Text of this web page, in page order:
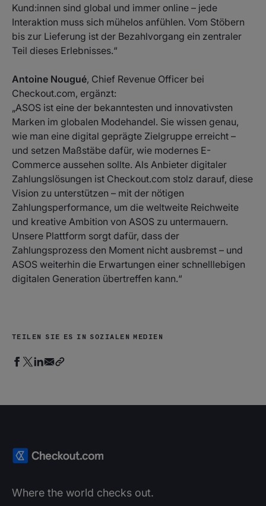
Kund:innen sind global und immer online – jede
Interaktion muss sich mühelos anfühlen. Vom Stöbern
bis zur Lieferung ist der Bezahlvorgang ein zentraler
Teil dieses Erlebnisses.“
Antoine Nougué, Chief Revenue Officer bei
Checkout.com, ergänzt:
„ASOS ist eine der bekanntesten und innovativsten
Marken im globalen Modehandel. Sie wissen genau,
wie man eine digital geprägte Zielgruppe erreicht –
und setzen Maßstäbe dafür, wie modernes E-
Commerce aussehen sollte. Als Anbieter digitaler
Zahlungslösungen ist Checkout.com stolz darauf, diese
Vision zu unterstützen – mit der nötigen
Zahlungsperformance, um die weltweite Reichweite
und kreative Ambition von ASOS zu untermauern.
Unsere Plattform sorgt dafür, dass der
Zahlungsprozess den Moment nicht ausbremst – und
ASOS weiterhin die Erwartungen einer schnelllebigen
digitalen Generation übertreffen kann.“
TEILEN SIE ES IN SOZIALEN MEDIEN
Where the world checks out.